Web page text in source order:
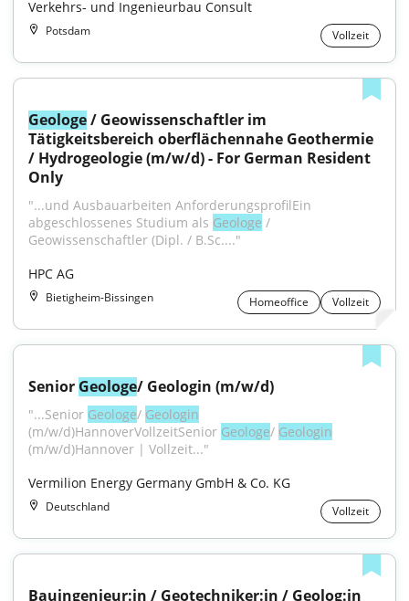
Verkehrs- und Ingenieurbau Consult
Potsdam Vollzeit
Geologe / Geowissenschaftler im
Tätigkeitsbereich oberflächennahe Geothermie
/ Hydrogeologie (m/w/d) - For German Resident
Only
"...und Ausbauarbeiten AnforderungsprofilEin
abgeschlossenes Studium als Geologe /
Geowissenschaftler (Dipl. / B.Sc...."
HPC AG
Bietigheim-Bissingen Homeoffice Vollzeit
Senior Geologe/ Geologin (m/w/d)
"...Senior Geologe/ Geologin
(m/w/d)HannoverVollzeitSenior Geologe/ Geologin
(m/w/d)Hannover | Vollzeit..."
Vermilion Energy Germany GmbH & Co. KG
Deutschland Vollzeit
Bauingenieur:in / Geotechniker:in / Geolog:in